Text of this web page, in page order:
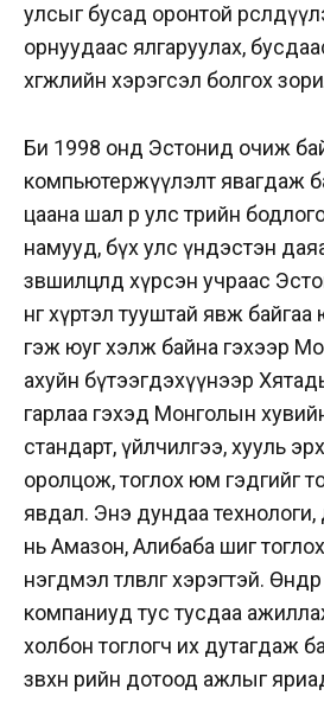
улсыг бусад оронтой
орнуудаас ялгаруулах,
хөгжлийн хэрэгсэл болгох
Би 1998 онд Эстонид очиж
компьютержүүлэлт явагдаж
цаана шал өөр улс төрийн
намууд, бүх улс үндэстэн
зөвшилцөлд хүрсэн учраас
өнөөг хүртэл тууштай явж
гэж юуг хэлж байна гэхээр
ахуйн бүтээгдэхүүнээр
гарлаа гэхэд Монголын
стандарт, үйлчилгээ, хууль
оролцож, тоглох юм гэдгийг
явдал. Энэ дундаа
нь Амазон, Алибаба шиг
нэгдмэл төлөвлөгөө хэрэгтэй.
компаниуд тус тусдаа
холбон тоглогч их дутагдаж
зөвхөн өөрийн дотоод ажлыг